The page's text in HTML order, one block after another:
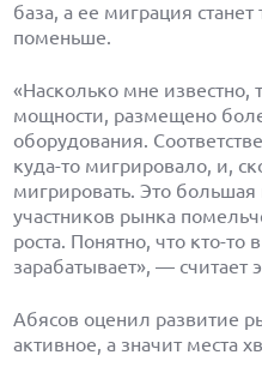
база, а ее миграция
поменьше.
«Насколько мне известно,
мощности, размещено
оборудования.
куда-то мигрировало, и,
мигрировать. Это
участников рынка
роста. Понятно, что кто-то
зарабатывает», — считает
Абясов оценил развитие
активное, а значит места